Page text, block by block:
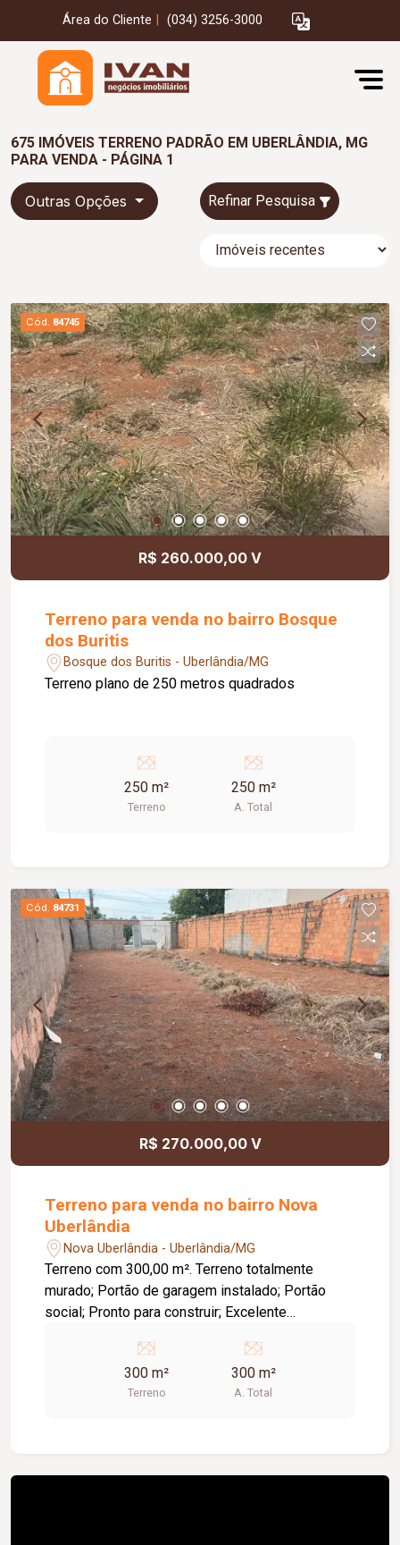
Área do Cliente (034) 3256-3000
675 IMÓVEIS TERRENO PADRÃO EM UBERLÂNDIA, MG
PARA VENDA - PÁGINA 1
Outras Opções Refinar Pesquisa
Cód. 84745
R$ 260.000,00 V
Terreno para venda no bairro Bosque
dos Buritis
Bosque dos Buritis - Uberlândia/MG
Terreno plano de 250 metros quadrados
250 m²
Terreno
250 m²
A. Total
Cód. 84731
R$ 270.000,00 V
Terreno para venda no bairro Nova
Uberlândia
Nova Uberlândia - Uberlândia/MG
Terreno com 300,00 m². Terreno totalmente
murado; Portão de garagem instalado; Portão
social; Pronto para construir; Excelente
Próximo a comércios, escolas e diversos
praticidade e uma excelente oportunidade de
300 m²
Terreno
300 m²
A. Total